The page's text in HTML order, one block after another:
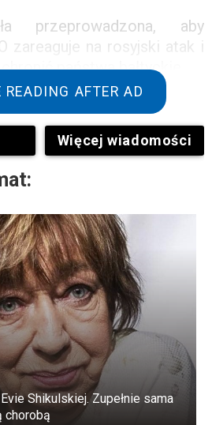
przeprowadzona, aby
zareaguje na rosyjski atak i
państwa bałtyckie.
przebywa około 800
Mają mnóstwo pojazdów
Leopard 2.
READING AFTER AD
Więcej wiadomości
Shikulskiej. Zupełnie sama
chorobą